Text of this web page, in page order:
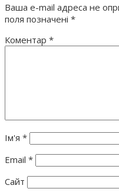
Ваша e-mail адреса не
поля позначені *
Коментар *
Ім'я *
Email *
Сайт